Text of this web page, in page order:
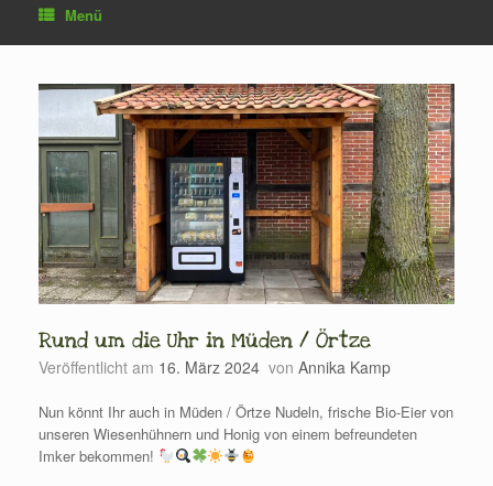
Menü
Rund um die Uhr in Müden / Örtze
Veröffentlicht am 16. März 2024 von Annika Kamp
Nun könnt Ihr auch in Müden / Örtze Nudeln, frische Bio-Eier von
unseren Wiesenhühnern und Honig von einem befreundeten
Imker bekommen!